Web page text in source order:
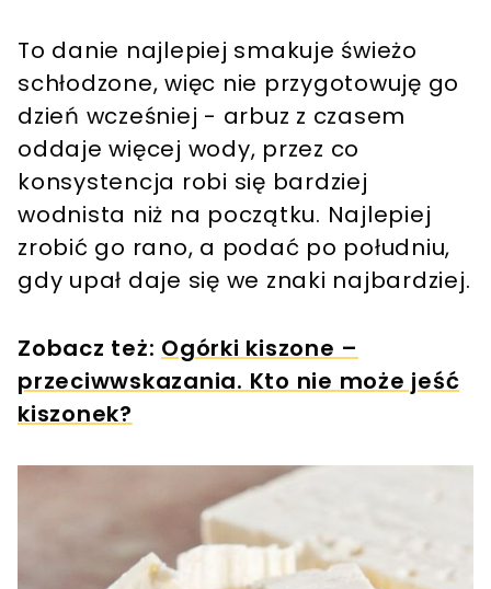
To danie najlepiej smakuje świeżo
schłodzone, więc nie przygotowuję go
dzień wcześniej - arbuz z czasem
oddaje więcej wody, przez co
konsystencja robi się bardziej
wodnista niż na początku. Najlepiej
zrobić go rano, a podać po południu,
gdy upał daje się we znaki najbardziej.
Zobacz też: Ogórki kiszone –
przeciwwskazania. Kto nie może jeść
kiszonek?